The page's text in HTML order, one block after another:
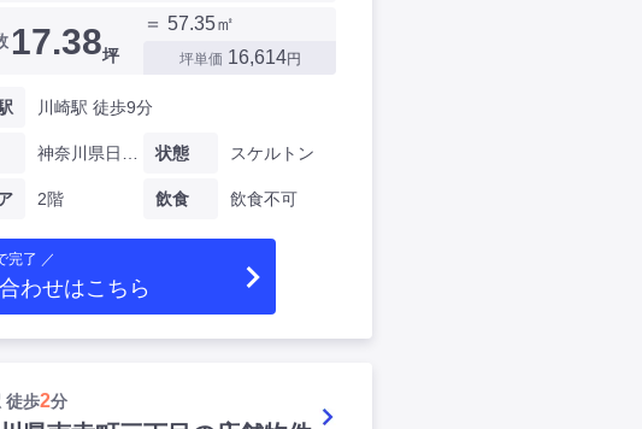
17.38坪
＝ 57.35㎡
坪単価 16,614円
川崎駅 徒歩9分
2階
状態 スケルトン
飲食 飲食不可
完了 ／
わせはこちら
徒歩2分